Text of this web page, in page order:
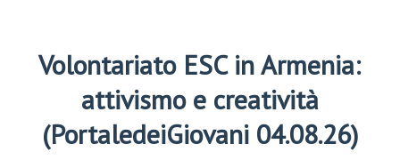
Volontariato ESC in Armenia:
attivismo e creatività
(PortaledeiGiovani 04.08.26)